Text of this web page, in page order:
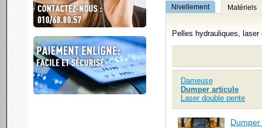
Nivellement Matériels
Pelles hydrauliques,
Dameuse
Dumper articule
Laser double pente